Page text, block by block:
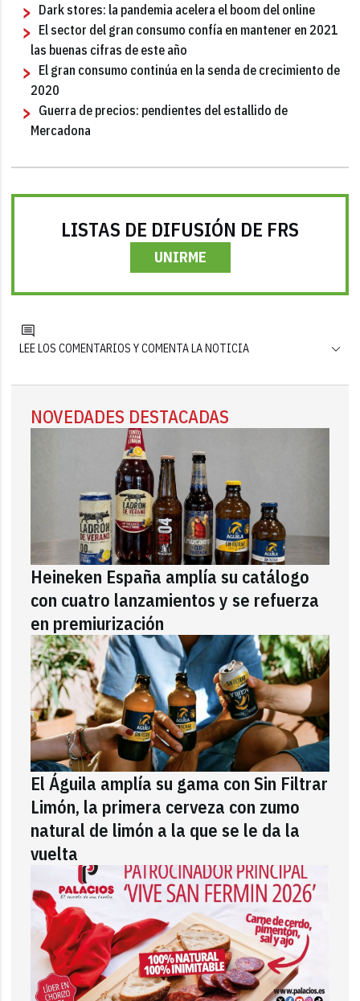
Dark stores: la pandemia acelera el boom del online
El sector del gran consumo confía en mantener en 2021
las buenas cifras de este año
El gran consumo continúa en la senda de crecimiento de
2020
Guerra de precios: pendientes del estallido de
Mercadona
LISTAS DE DIFUSIÓN DE FRS
UNIRME
LEE LOS COMENTARIOS Y COMENTA LA NOTICIA
NOVEDADES DESTACADAS
Heineken España amplía su catálogo
con cuatro lanzamientos y se refuerza
en premiurización
El Águila amplía su gama con Sin Filtrar
Limón, la primera cerveza con zumo
natural de limón a la que se le da la
vuelta